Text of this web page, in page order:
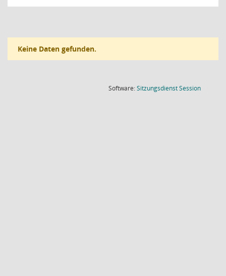
Keine Daten gefunden.
Software:SitzungsdienstSession(Wird in